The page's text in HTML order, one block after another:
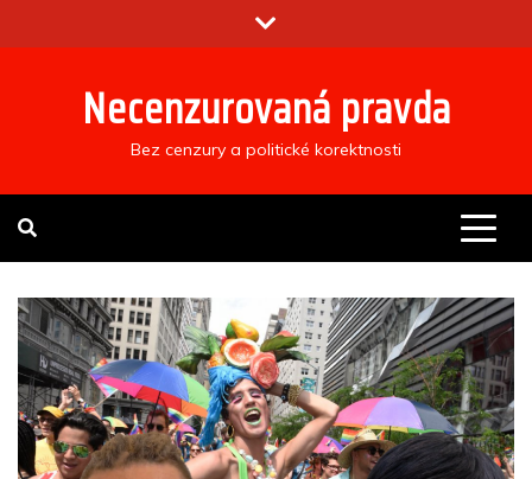
to
Necenzurovaná pravda
Bez cenzury a politické korektnosti